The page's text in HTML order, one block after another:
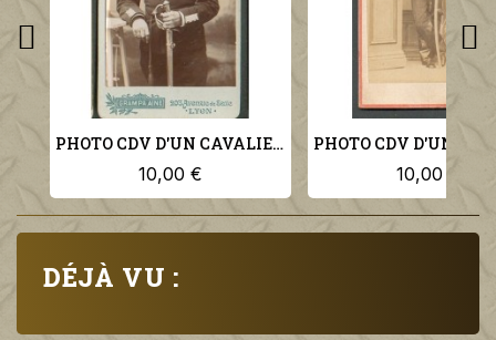
DÉJÀ VU :
PHOTO CDV D'UN CAVALIER DU 2 ème REGIMENT DE DRAGONS
10,00 € 10,00 €